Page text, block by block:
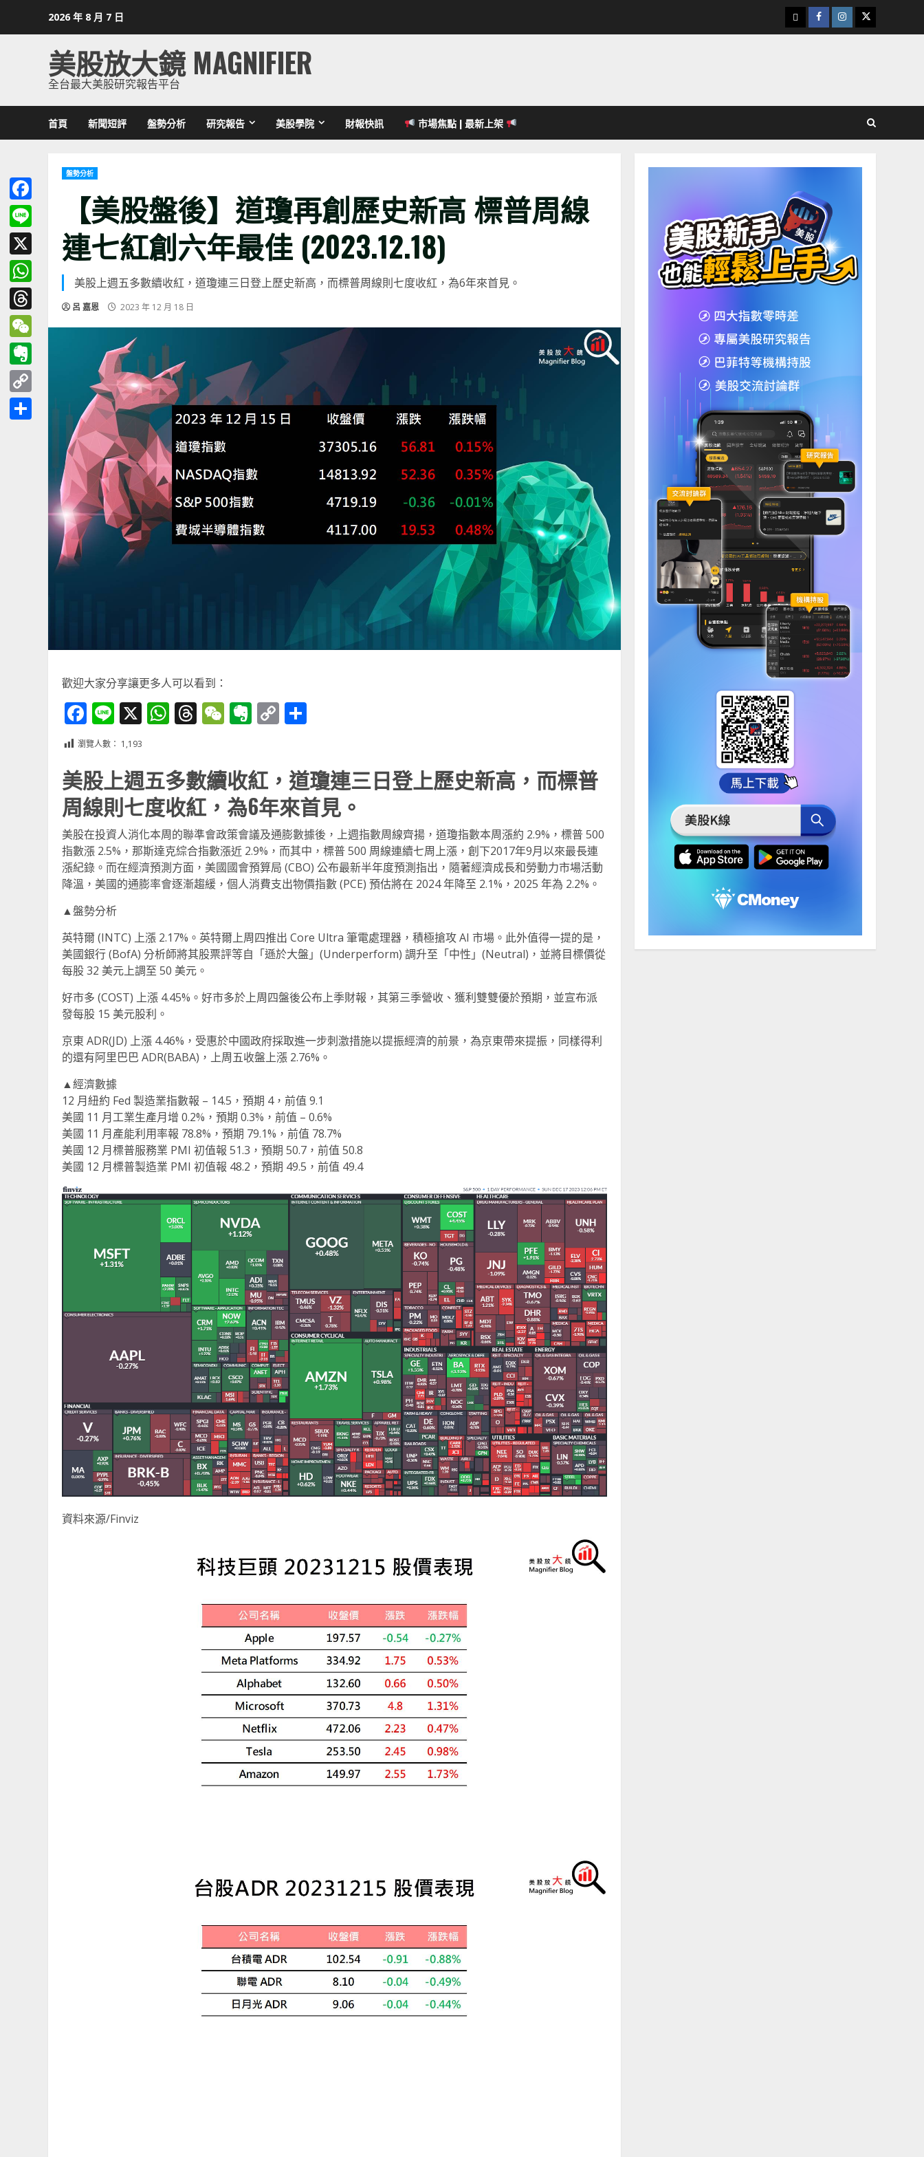
2026 年 8 月 7 日
下
載
Facebook
Instagram
Twitter
美股放大鏡 MAGNIFIER
全台最大美股研究報告平台
首頁 新聞短評 盤勢分析 研究報告 美股學院 財報快訊 市場焦點 | 最新上架
盤勢分析
【美股盤後】道瓊再創歷史新高 標普周線
連七紅創六年最佳 (2023.12.18)
美股上週五多數續收紅，道瓊連三日登上歷史新高，而標普周線則七度收紅，為6年來首見。
呂 嘉恩 2023 年 12 月 18 日
歡迎大家分享讓更多人可以看到：
Facebook
Line
X WhatsApp
Threads
WeChat
Evernote
Copy
瀏覽人數： 1,193
美股上週五多數續收紅，道瓊連三日登上歷史新高，而標普
周線則七度收紅，為6年來首見。
美股在投資人消化本周的聯準會政策會議及通膨數據後，上週指數周線齊揚，道瓊指數本周漲約 2.9%，標普 500
指數漲 2.5%，那斯達克綜合指數漲近 2.9%，而其中，標普 500 周線連續七周上漲，創下2017年9月以來最長連
漲紀錄。而在經濟預測方面，美國國會預算局 (CBO) 公布最新半年度預測指出，隨著經濟成長和勞動力市場活動
降溫，美國的通膨率會逐漸趨緩，個人消費支出物價指數 (PCE) 預估將在 2024 年降至 2.1%，2025 年為 2.2%。
▲盤勢分析
英特爾 (INTC) 上漲 2.17%。英特爾上周四推出 Core Ultra 筆電處理器，積極搶攻 AI 市場。此外值得一提的是，
美國銀行 (BofA) 分析師將其股票評等自「遜於大盤」(Underperform) 調升至「中性」(Neutral)，並將目標價從
每股 32 美元上調至 50 美元。
好市多 (COST) 上漲 4.45%。好市多於上周四盤後公布上季財報，其第三季營收、獲利雙雙優於預期，並宣布派
發每股 15 美元股利。
京東 ADR(JD) 上漲 4.46%，受惠於中國政府採取進一步刺激措施以提振經濟的前景，為京東帶來提振，同樣得利
的還有阿里巴巴 ADR(BABA)，上周五收盤上漲 2.76%。
▲經濟數據
12 月紐約 Fed 製造業指數報 – 14.5，預期 4，前值 9.1
美國 11 月工業生產月增 0.2%，預期 0.3%，前值 – 0.6%
美國 11 月產能利用率報 78.8%，預期 79.1%，前值 78.7%
美國 12 月標普服務業 PMI 初值報 51.3，預期 50.7，前值 50.8
美國 12 月標普製造業 PMI 初值報 48.2，預期 49.5，前值 49.4
資料來源/Finviz
Facebook
Line
X
WhatsApp
Threads
WeChat
Evernote
Copy